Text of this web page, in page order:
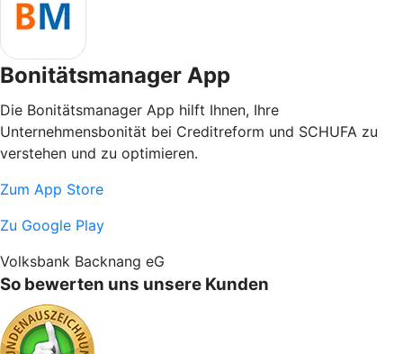
Bonitätsmanager App
Die Bonitätsmanager App hilft Ihnen, Ihre
Unternehmensbonität bei Creditreform und SCHUFA zu
verstehen und zu optimieren.
Zum App Store
Zu Google Play
Volksbank Backnang eG
So bewerten uns unsere Kunden